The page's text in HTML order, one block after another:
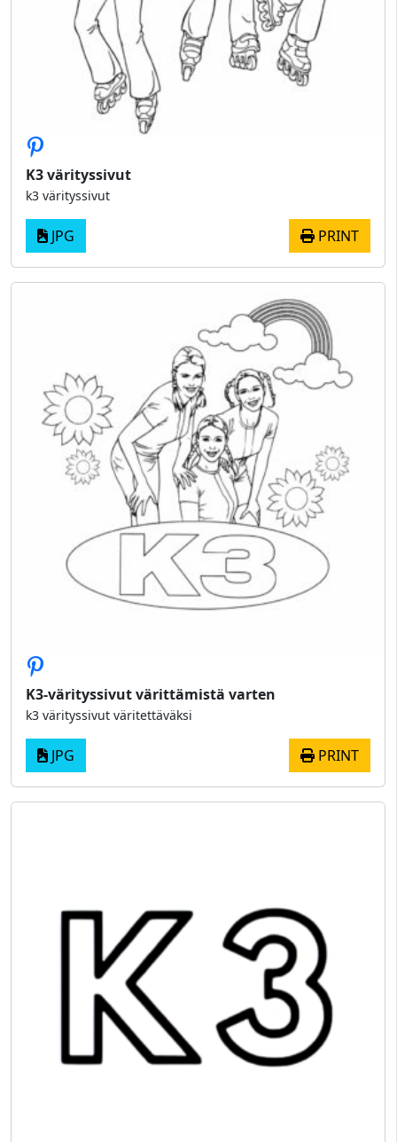
K3 värityssivut
k3 värityssivut
JPG PRINT
K3-värityssivut värittämistä varten
k3 värityssivut väritettäväksi
JPG PRINT